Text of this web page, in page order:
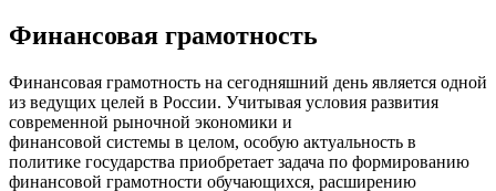
Финансовая грамотность
Финансовая грамотность на сегодняшний день является одной
из ведущих целей в России. Учитывая условия развития
современной рыночной экономики и
финансовой системы в целом, особую актуальность в
политике государства приобретает задача по формированию
финансовой грамотности обучающихся, расширению